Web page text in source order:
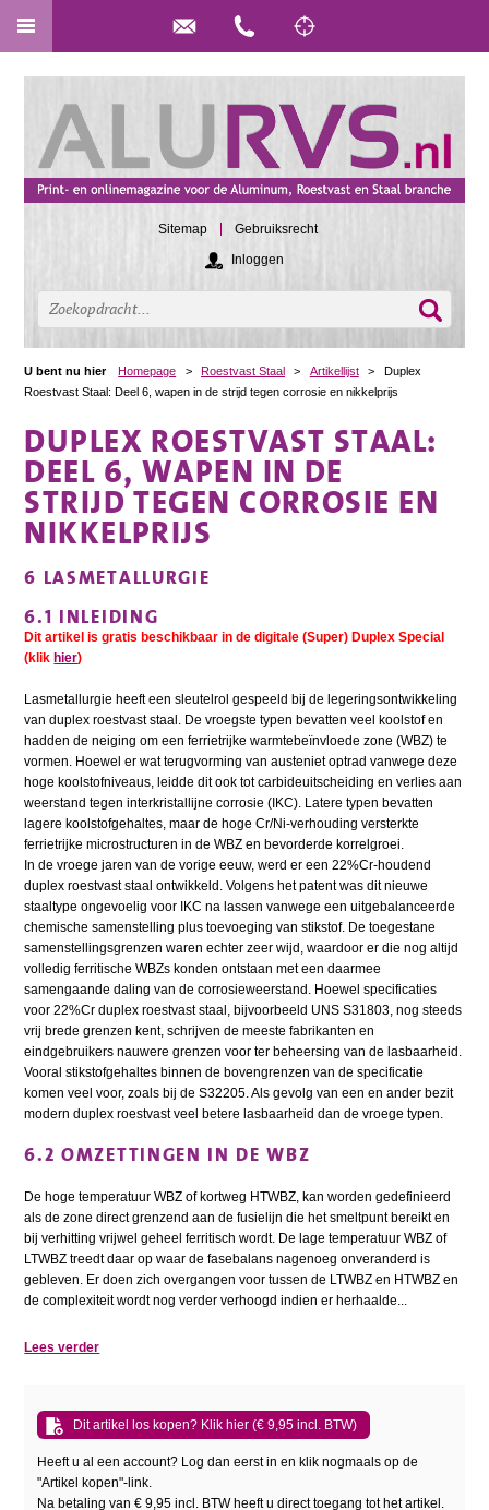
Sitemap
Gebruiksrecht
Inloggen
U bent nu hier Homepage > Roestvast Staal > Artikellijst >
Duplex
Roestvast Staal: Deel 6, wapen in de strijd tegen corrosie en nikkelprijs
DUPLEX ROESTVAST STAAL:
DEEL 6, WAPEN IN DE
STRIJD TEGEN CORROSIE EN
NIKKELPRIJS
6 LASMETALLURGIE
6.1 INLEIDING
Dit artikel is gratis beschikbaar in de digitale (Super) Duplex Special
(klik hier)
Lasmetallurgie heeft een sleutelrol gespeeld bij de legeringsontwikkeling
van duplex roestvast staal. De vroegste typen bevatten veel koolstof en
hadden de neiging om een ferriet­rijke warmtebeïnvloede zone (WBZ) te
vormen. Hoewel er wat terugvorming van austeniet optrad vanwege deze
hoge koolstofniveaus, leidde dit ook tot carbideuitscheiding en verlies aan
weerstand tegen interkristallijne corrosie (IKC). Latere typen bevatten
lagere koolstofgehaltes, maar de hoge Cr/Ni-verhouding versterkte
ferrietrijke microstructuren in de WBZ en bevorderde korrelgroei.
In de vroege jaren van de vorige eeuw, werd er een 22%Cr-houdend
duplex roestvast staal ontwikkeld. Volgens het patent was dit nieuwe
staaltype ongevoelig voor IKC na lassen vanwege een uitgebalanceerde
chemische samenstelling plus toevoeging van stikstof. De toegestane
samenstellingsgrenzen waren echter zeer wijd, waardoor er die nog altijd
volledig ferritische WBZs konden ontstaan met een daarmee
samengaande daling van de corrosieweerstand. Hoewel specificaties
voor 22%Cr duplex roestvast staal, bijvoorbeeld UNS S31803, nog steeds
vrij brede grenzen kent, schrijven de meeste fabrikanten en
eindgebruikers nauwere grenzen voor ter beheersing van de lasbaarheid.
Vooral stikstofgehaltes binnen de bovengrenzen van de specificatie
komen veel voor, zoals bij de S32205. Als gevolg van een en ander bezit
modern duplex roestvast veel betere lasbaarheid dan de vroege typen.
6.2 OMZETTINGEN IN DE WBZ
De hoge temperatuur WBZ of kortweg HTWBZ, kan worden gedefinieerd
als de zone direct grenzend aan de fusielijn die het smeltpunt bereikt en
bij verhitting vrijwel geheel ferritisch wordt. De lage temperatuur WBZ of
LTWBZ treedt daar op waar de fasebalans nagenoeg onveranderd is
gebleven. Er doen zich overgangen voor tussen de LTWBZ en HTWBZ en
de complexiteit wordt nog verder verhoogd indien er herhaalde...
Lees verder
Dit artikel los kopen? Klik hier (€ 9,95 incl. BTW)
Heeft u al een account? Log dan eerst in en klik nogmaals op de
"Artikel kopen"-link.
Na betaling van € 9,95 incl. BTW heeft u direct toegang tot het artikel.